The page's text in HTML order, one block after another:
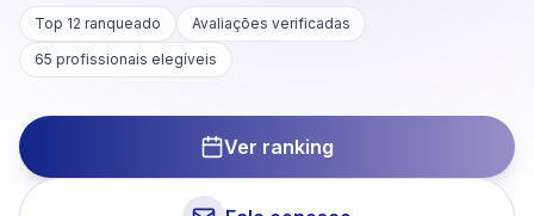
Top 12 ranqueado
Avaliações verificadas
65 profissionais elegíveis
Ver ranking